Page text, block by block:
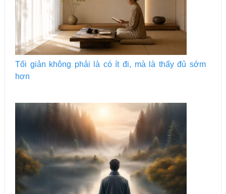
Tối giản không phải là có ít đi, mà là thấy đủ sớm
hơn